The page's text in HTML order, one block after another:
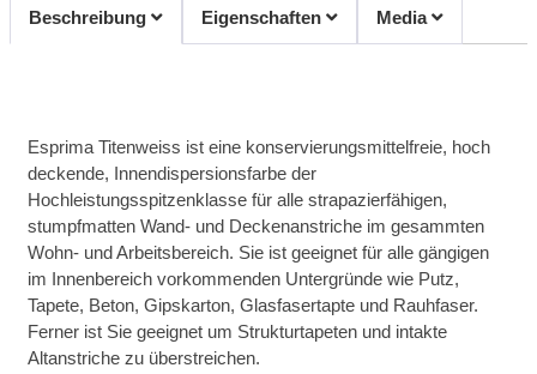
Beschreibung
Eigenschaften Media
Esprima Titenweiss ist eine konservierungsmittelfreie, hoch
deckende, Innendispersionsfarbe der
Hochleistungsspitzenklasse für alle strapazierfähigen,
stumpfmatten Wand- und Deckenanstriche im gesammten
Wohn- und Arbeitsbereich. Sie ist geeignet für alle gängigen
im Innenbereich vorkommenden Untergründe wie Putz,
Tapete, Beton, Gipskarton, Glasfasertapte und Rauhfaser.
Ferner ist Sie geeignet um Strukturtapeten und intakte
Altanstriche zu überstreichen.